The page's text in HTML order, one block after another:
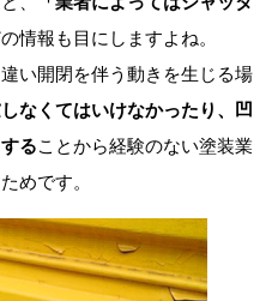
情報も目にしますよね。
い開閉を伴う動きを生じる場
なくてはいけなかったり、凹
ることから経験のない塗装業
めです。